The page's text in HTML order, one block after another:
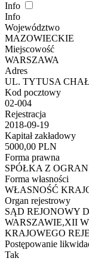
Info
Info
Województwo
MAZOWIECKIE
Miejscowość
WARSZAWA
Adres
UL. TYTUSA
Kod pocztowy
02-004
Rejestracja
2018-09-19
Kapitał zakładowy
5000,00 PLN
Forma prawna
SPÓŁKA Z
Forma własności
WŁASNOŚĆ
Organ rejestrowy
SĄD REJONOWY
WARSZAWIE,XII
KRAJOWEGO
Postępowanie
Tak